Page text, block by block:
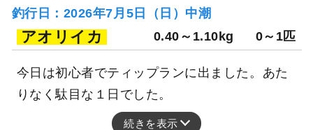
釣行日：2026年7月5日（日）中潮
アオリイカ 0.40～1.10kg 0～1匹
今日は初心者でティップランに出ました。あた
りなく駄目な１日でした。
続きを表示